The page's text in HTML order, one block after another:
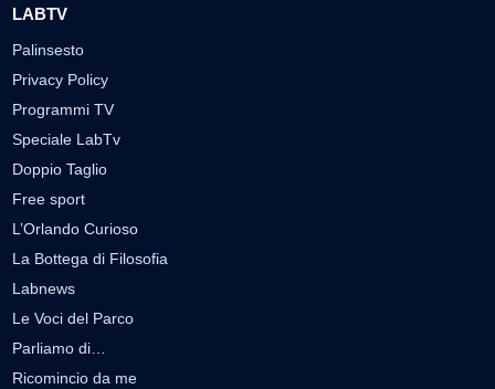
LABTV
Palinsesto
Privacy Policy
Programmi TV
Speciale LabTv
Doppio Taglio
Free sport
L’Orlando Curioso
La Bottega di Filosofia
Labnews
Le Voci del Parco
Parliamo di…
Ricomincio da me